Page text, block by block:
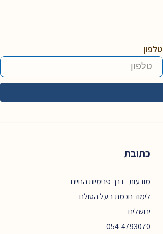
טלפון
כתובת
מודעות - דרך פנימיות החיים
לימוד חכמת בעל הסולם
ירושלים
054-4793070